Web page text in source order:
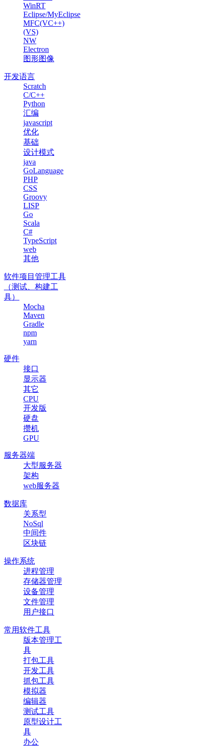
WinRT
Eclipse/MyEclipse
MFC(VC++)
(VS)
NW
Electron
图形图像
开发语言
Scratch
C/C++
Python
汇编
javascript
优化
基础
设计模式
java
GoLanguage
PHP
CSS
Groovy
LISP
Go
Scala
C#
TypeScript
web
其他
软件项目管理工具
（测试、构建工
具）
Mocha
Maven
Gradle
npm
yarn
硬件
接口
显示器
其它
CPU
开发版
硬盘
攒机
GPU
服务器端
大型服务器
架构
web服务器
数据库
关系型
NoSql
中间件
区块链
操作系统
进程管理
存储器管理
设备管理
文件管理
用户接口
常用软件工具
版本管理工
具
打包工具
开发工具
抓包工具
模拟器
编辑器
测试工具
原型设计工
具
办公